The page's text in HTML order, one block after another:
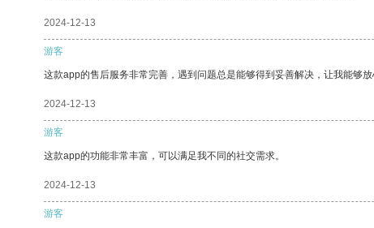
2024-12-13
游客
这款app的售后服务非常完善，遇到问题总是能够得到妥善解决，让我能够放
2024-12-13
游客
这款app的功能非常丰富，可以满足我不同的社交需求。
2024-12-13
游客